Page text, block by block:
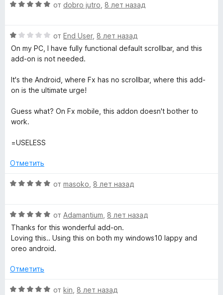
о
5
и
О
н
е
н
н
а
и
з
от dobro jutro 8 лет назад
О
ц
е
е
н
н
а
5
от End User, 8 лет назад
On my PC, I have fully functional default scrollbar, and this
add-on is not needed.
It's the Android, where Fx has no scrollbar, where this add-
on is the ultimate urge!
Guess what? On Fx mobile, this addon doesn't bother to
work.
=USELESS
Отметить
О
н
е
н
о
а
и
от masoko 8 лет назад
О
ц
е
н
н
н
от Adamantium 8 лет назад
Thanks for this wonderful add-on.
Loving this.. Using this on both my windows10 lappy and
oreo android.
Отметить
О от kin 8 лет назад